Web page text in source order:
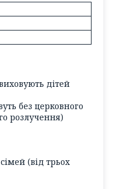
виховують дітей
без церковного
розлучення)
(від трьох